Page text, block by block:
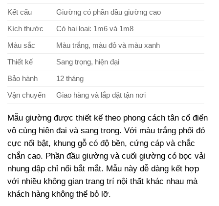
Kết cấu
Giường có phần đầu giường cao
Kích thước
Có hai loại: 1m6 và 1m8
Màu sắc
Màu trắng, màu đỏ và màu xanh
Thiết kế
Sang trọng, hiện đại
Bảo hành
12 tháng
Vận chuyển
Giao hàng và lắp đặt tận nơi
Mẫu giường được thiết kế theo phong cách tân cổ điển
vô cùng hiện đại và sang trọng. Với màu trắng phối đỏ
cực nổi bật, khung gỗ có độ bền, cứng cáp và chắc
chắn cao. Phần đầu giường và cuối giường có bọc vải
nhung dập chỉ nổi bắt mắt. Mẫu này dễ dàng kết hợp
với nhiều không gian trang trí nội thất khác nhau mà
khách hàng không thể bỏ lỡ.